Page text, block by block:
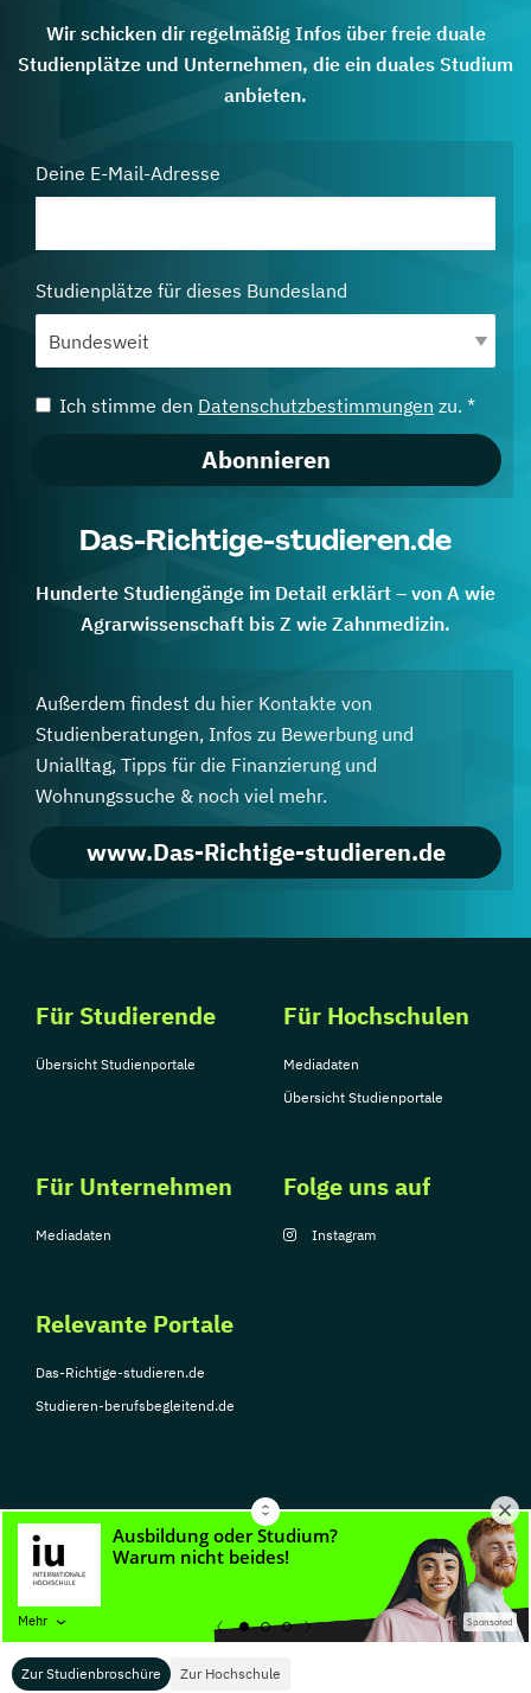
Zur Studienbroschüre Zur Hochschule
Mehr Sponsored
Wir schicken dir regelmäßig Infos über freie duale
Studienplätze und Unternehmen, die ein duales Studium
anbieten.
Deine E-Mail-Adresse
Studienplätze für dieses Bundesland
Ich stimme den Datenschutzbestimmungen zu. *
Abonnieren
Das-Richtige-studieren.de
Hunderte Studiengänge im Detail erklärt – von A wie
Agrarwissenschaft bis Z wie Zahnmedizin.
Außerdem findest du hier Kontakte von
Studienberatungen, Infos zu Bewerbung und
Unialltag, Tipps für die Finanzierung und
Wohnungssuche & noch viel mehr.
www.Das-Richtige-studieren.de
Für Studierende
Übersicht Studienportale
Für Hochschulen
Mediadaten
Übersicht Studienportale
Für Unternehmen
Mediadaten
Relevante Portale
Das-Richtige-studieren.de
Studieren-berufsbegleitend.de
Folge uns auf
Instagram
© Copyright 2026, TarGroup Media GmbH
Nutzungsbedingungen